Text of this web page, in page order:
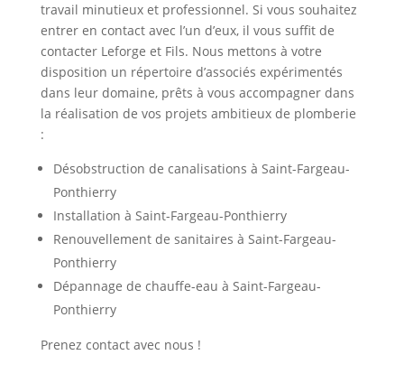
travail minutieux et professionnel. Si vous souhaitez
entrer en contact avec l’un d’eux, il vous suffit de
contacter Leforge et Fils. Nous mettons à votre
disposition un répertoire d’associés expérimentés
dans leur domaine, prêts à vous accompagner dans
la réalisation de vos projets ambitieux de plomberie
:
Désobstruction de canalisations à Saint-Fargeau-
Ponthierry
Installation à Saint-Fargeau-Ponthierry
Renouvellement de sanitaires à Saint-Fargeau-
Ponthierry
Dépannage de chauffe-eau à Saint-Fargeau-
Ponthierry
Prenez contact avec nous !